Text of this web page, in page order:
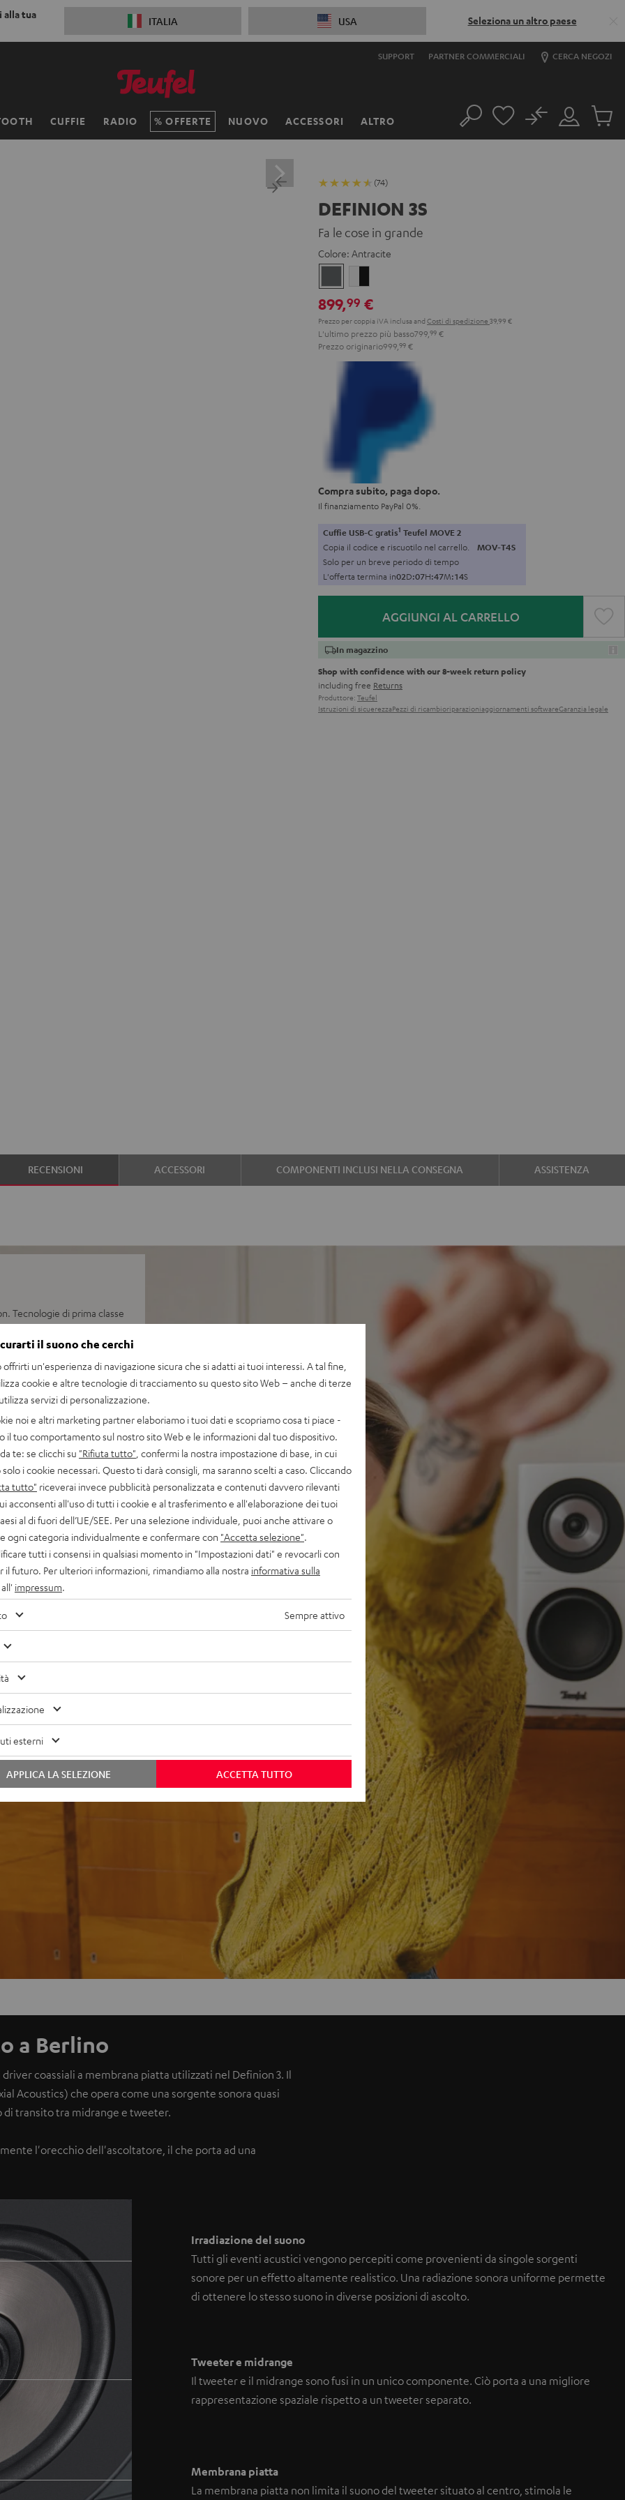
alla tua
ITALIA USA Seleziona un altro paese
SUPPORT PARTNER COMMERCIALI CERCA NEGOZI
CUFFIE RADIO OFFERTE NUOVO ACCESSORI ALTRO Cerca
Il
mio
No
Prodotti
(74)
DEFINION 3S
Fa le cose in grande
Colore: Antracite
nero
899,99 €
Prezzo per coppia iVA inclusa and Costi di spedizione 39,99 €
L'ultimo prezzo più basso799, 99 €
Prezzo originario999, 99 €
Compra subito, paga dopo.
Il finanziamento PayPal 0%.
Cuffie USB-C gratis1 Teufel MOVE 2
Copia il codice e riscuotilo nel carrello. MOV-T4S
Solo per un breve periodo di tempo
L'offerta termina in02D:07H:47M:12S
AGGIUNGI AL CARRELLO
In magazzino
Shop with confidence with our 8-week return policy
including free Returns
Produttore: Teufel
Istruzioni di sicuerezzaPezzi di ricambioriparazioniaggiornamenti softwareGaranzia legale
RECENSIONI ACCESSORI COMPONENTI INCLUSI NELLA CONSEGNA ASSISTENZA
Tecnologie di prima classe
un' alloggiamento sottile e
precisa
una irradiazione del suono
per bassi profondi e
impulsi sempre fedeli e
l'alloggiamento sottile e
di un set surround
Definion 5S)
a Berlino
coassiali a membrana piatta utilizzati nel Definion 3. Il
Acoustics) che opera come una sorgente sonora quasi
transito tra midrange e tweeter.
l'orecchio dell'ascoltatore, il che porta ad una
Irradiazione del suono
Tutti gli eventi acustici vengono percepiti come provenienti da singole sorgenti
sonore per un effetto altamente realistico. Una radiazione sonora uniforme permette
di ottenere lo stesso suono in diverse posizioni di ascolto.
Tweeter e midrange
Il tweeter e il midrange sono fusi in un unico componente. Ciò porta a una migliore
rappresentazione spaziale rispetto a un tweeter separato.
Membrana piatta
La membrana piatta non limita il suono del tweeter situato al centro, stimola le
il suono che cerchi
offrirti un'esperienza di navigazione sicura che si adatti ai tuoi interessi. A tal fine,
cookie e altre tecnologie di tracciamento su questo sito Web – anche di terze
servizi di personalizzazione.
noi e altri marketing partner elaboriamo i tuoi dati e scopriamo cosa ti piace -
il tuo comportamento sul nostro sito Web e le informazioni dal tuo dispositivo.
te: se clicchi su "Rifiuta tutto" , confermi la nostra impostazione di base, in cui
i cookie necessari. Questo ti darà consigli, ma saranno scelti a caso. Cliccando
tutto" riceverai invece pubblicità personalizzata e contenuti davvero rilevanti
acconsenti all'uso di tutti i cookie e al trasferimento e all'elaborazione dei tuoi
al di fuori dell’UE/SEE. Per una selezione individuale, puoi anche attivare o
ogni categoria individualmente e confermare con "Accetta selezione"
tutti i consensi in qualsiasi momento in "Impostazioni dati" e revocarli con
il futuro. Per ulteriori informazioni, rimandiamo alla nostra informativa sulla
impressum
Sempre attivo
esterni
ACCETTA TUTTO
APPLICA LA SELEZIONE